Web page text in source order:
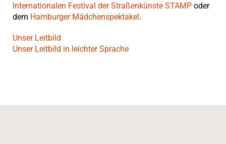
Internationalen Festival der Straßenkünste STAMP oder
dem Hamburger Mädchenspektakel.
Unser Leitbild
Unser Leitbild in leichter Sprache